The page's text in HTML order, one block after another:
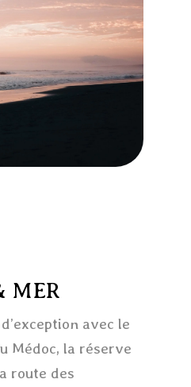
MER
avec le
Médoc, la réserve
route des